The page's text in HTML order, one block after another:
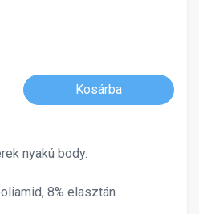
Kosárba
nyakú body.
8% elasztán